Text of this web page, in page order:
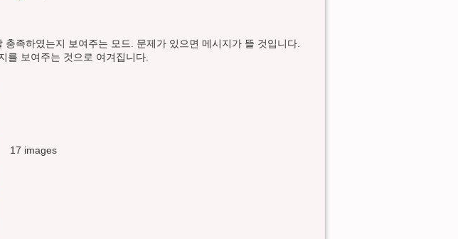
족하였는지 보여주는 모드. 문제가 있으면 메시지가 뜰 것입니다.
를 보여주는 것으로 여겨집니다.
17 images